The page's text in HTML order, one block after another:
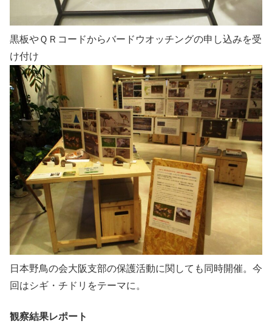
黒板やＱＲコードからバードウオッチングの申し込みを受
け付け
日本野鳥の会大阪支部の保護活動に関しても同時開催。今
回はシギ・チドリをテーマに。
観察結果レポート